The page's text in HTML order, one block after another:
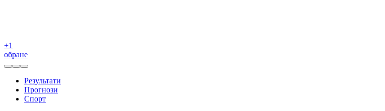
+1
обране
Результати
Прогнози
Спорт